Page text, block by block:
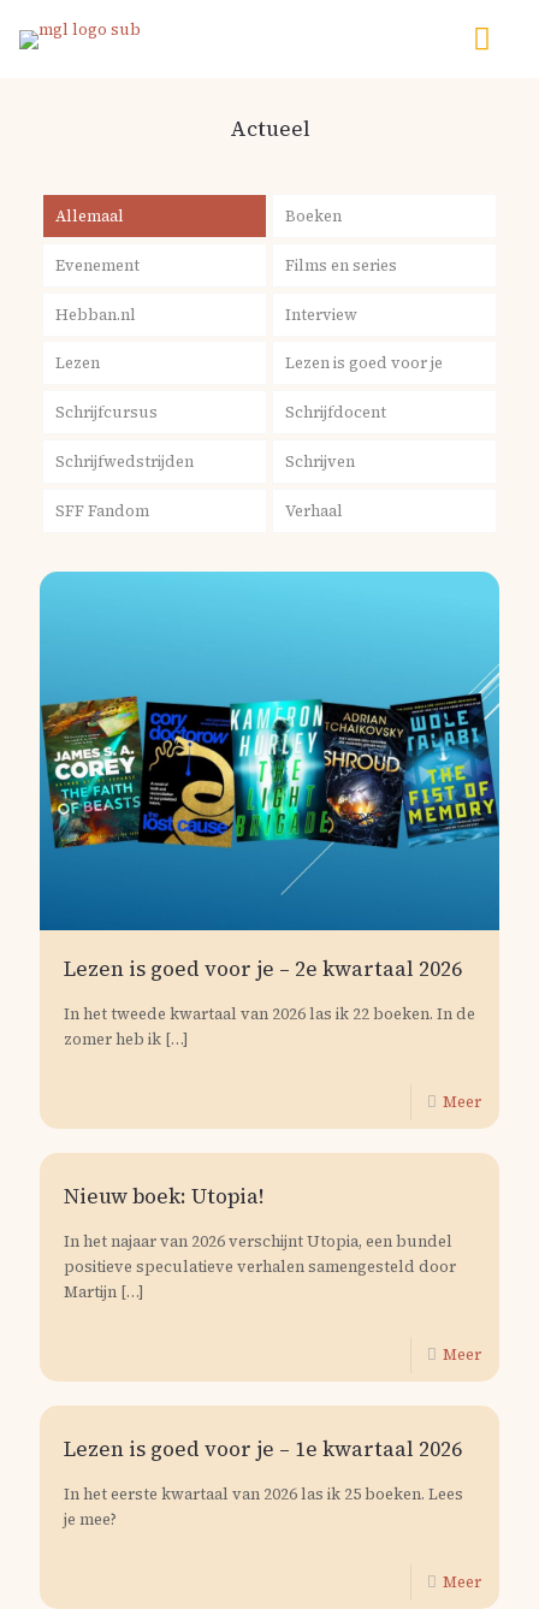
Actueel
Allemaal Boeken
Evenement Films en series
Hebban.nl Interview
Lezen Lezen is goed voor je
Schrijfcursus Schrijfdocent
Schrijfwedstrijden Schrijven
SFF Fandom Verhaal
Lezen is goed voor je – 2e kwartaal 2026
In het tweede kwartaal van 2026 las ik 22 boeken. In de
zomer heb ik […]
Meer
Nieuw boek: Utopia!
In het najaar van 2026 verschijnt Utopia, een bundel
positieve speculatieve verhalen samengesteld door
Martijn […]
Meer
Lezen is goed voor je – 1e kwartaal 2026
In het eerste kwartaal van 2026 las ik 25 boeken. Lees
je mee?
Meer